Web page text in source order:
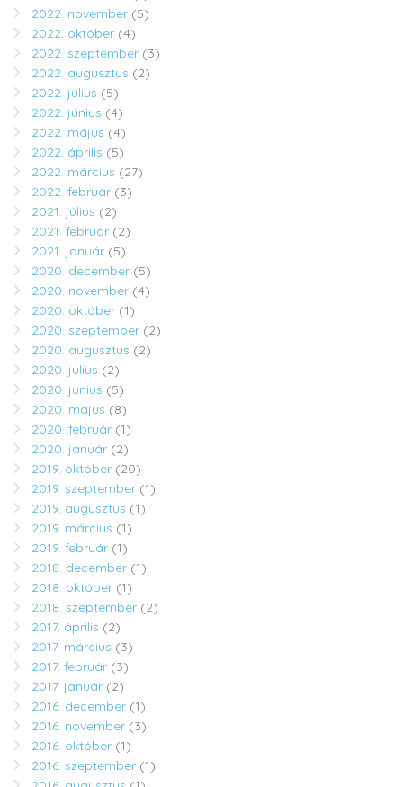
2022. november (5)
2022. október (4)
2022. szeptember (3)
2022. augusztus (2)
2022. július (5)
2022. június (4)
2022. május (4)
2022. április (5)
2022. március (27)
2022. február (3)
2021. július (2)
2021. február (2)
2021. január (5)
2020. december (5)
2020. november (4)
2020. október (1)
2020. szeptember (2)
2020. augusztus (2)
2020. július (2)
2020. június (5)
2020. május (8)
2020. február (1)
2020. január (2)
2019. október (20)
2019. szeptember (1)
2019. augusztus (1)
2019. március (1)
2019. február (1)
2018. december (1)
2018. október (1)
2018. szeptember (2)
2017. április (2)
2017. március (3)
2017. február (3)
2017. január (2)
2016. december (1)
2016. november (3)
2016. október (1)
2016. szeptember (1)